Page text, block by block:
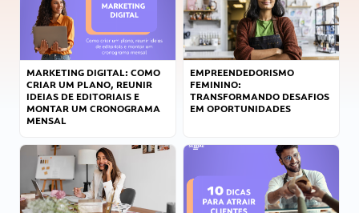
MARKETING DIGITAL: COMO
CRIAR UM PLANO, REUNIR
IDEIAS DE EDITORIAIS E
MONTAR UM CRONOGRAMA
MENSAL
EMPREENDEDORISMO
FEMININO:
TRANSFORMANDO DESAFIOS
EM OPORTUNIDADES